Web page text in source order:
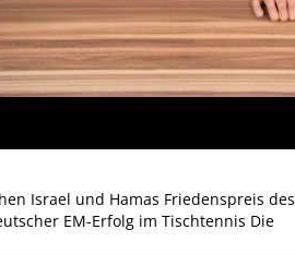
Israel und Hamas Friedenspreis des
EM-Erfolg im Tischtennis Die